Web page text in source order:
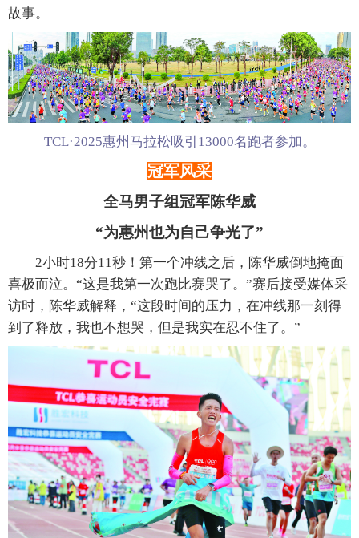
故事。
TCL·2025惠州马拉松吸引13000名跑者参加。
冠军风采
全马男子组冠军陈华威
“为惠州也为自己争光了”
2小时18分11秒！第一个冲线之后，陈华威倒地掩面
喜极而泣。“这是我第一次跑比赛哭了。”赛后接受媒体采
访时，陈华威解释，“这段时间的压力，在冲线那一刻得
到了释放，我也不想哭，但是我实在忍不住了。”